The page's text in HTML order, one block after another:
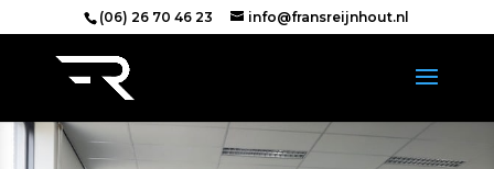
(06) 26 70 46 23 info@fransreijnhout.nl